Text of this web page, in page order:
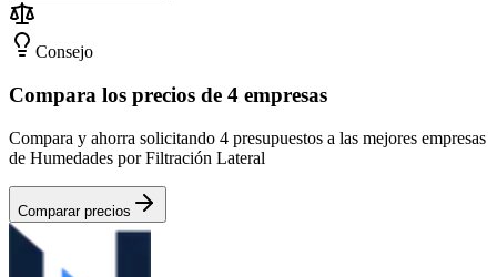
Consejo
Compara los precios de 4 empresas
Compara y ahorra solicitando 4 presupuestos a las mejores empresas
de Humedades por Filtración Lateral
Comparar precios